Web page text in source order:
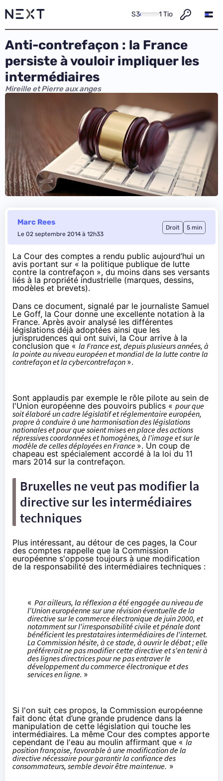
S3 1 Tio
Anti-contrefaçon : la France
persiste à vouloir impliquer les
intermédiaires
Mireille et Pierre aux anges
Marc Rees
Le 02 septembre 2014 à 12h33
Droit 5 min
La Cour des comptes a rendu public aujourd’hui un
avis portant sur « la politique publique de lutte
contre la contrefaçon », du moins dans ses versants
liés à la propriété industrielle (marques, dessins,
modèles et brevets).
Dans ce document, signalé par le journaliste Samuel
Le Goff, la Cour donne une excellente notation à la
France. Après avoir analysé les différentes
législations déjà adoptées ainsi que les
jurisprudences qui ont suivi, la Cour arrive à la
conclusion que « la France est, depuis plusieurs années, à
la pointe au niveau européen et mondial de la lutte contre la
contrefaçon et la cybercontrefaçon ».
Sont applaudis par exemple le rôle pilote au sein de
l'Union européenne des pouvoirs publics « pour que
soit élaboré un cadre législatif et réglementaire européen,
propre à conduire à une harmonisation des législations
nationales et pour que soient mises en place des actions
répressives coordonnées et homogènes, à l'image et sur le
modèle de celles déployées en France ». Un coup de
chapeau est spécialement accordé à la loi du 11
mars 2014 sur la contrefaçon.
Bruxelles ne veut pas modifier la
directive sur les intermédiaires
techniques
Plus intéressant, au détour de ces pages, la Cour
des comptes rappelle que la Commission
européenne s'oppose toujours à une modification
de la responsabilité des intermédiaires techniques :
« Par ailleurs, la réflexion a été engagée au niveau de
l'Union européenne sur une révision éventuelle de la
directive sur le commerce électronique de juin 2000, et
notamment sur l'irresponsabilité civile et pénale dont
bénéficient les prestataires intermédiaires de l'internet.
La Commission hésite, à ce stade, à ouvrir le débat ; elle
préférerait ne pas modifier cette directive et s'en tenir à
des lignes directrices pour ne pas entraver le
développement du commerce électronique et des
services en ligne. »
Si l'on suit ces propos, la Commission européenne
fait donc état d’une grande prudence dans la
manipulation de cette législation qui touche les
intermédiaires. La même Cour des comptes apporte
cependant de l'eau au moulin affirmant que «la
position française, favorable à une modification de la
directive nécessaire pour garantir la confiance des
consommateurs, semble devoir être maintenue. »